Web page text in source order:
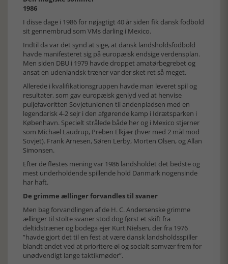
1986
I disse dage i 1986 for nøjagtigt 40 år siden fik dansk fodbold
sit gennembrud som VMs darling i Mexico.
Indtil da var det synd at sige, at dansk landsholdsfodbold
havde manifesteret sig på europæisk endsige verdensplan.
Men siden DBU i 1979 havde droppet amatørbegrebet og
ansat en udenlandsk træner var der sket ret så meget.
Allerede i kvalifikationsgruppen havde man leveret spil og
resultater, som gav europæisk genlyd ved at henvise
puljefavoritten Sovjetunionen til andenpladsen med en
legendarisk 4-2 sejr i den afgørende kamp i Idrætsparken i
København. Specielt strålede både her og i Mexico stjerner
som Michael Laudrup, Preben Elkjær (hver med 2 mål mod
Sovjet). Frank Arnesen, Søren Lerby, Morten Olsen, og Allan
Simonsen.
Efter de flestes mening var 1986 landsholdet det bedste og
mest underholdende spillende hold Danmark nogensinde
har haft.
De grimme ællinger forvandles til svaner
Men bag forvandlingen af de H. C. Andersenske grimme
ællinger til stolte svaner stod dog først et skift fra
deltidstræner og bodega ejer Kurt Nielsen, der fra 1976
”havde gjort det til en fest at være dansk landsholdsspiller
blandt andet ved at prioritere øl og socialt samvær frem for
unødvendigt lange taktikmøder”.